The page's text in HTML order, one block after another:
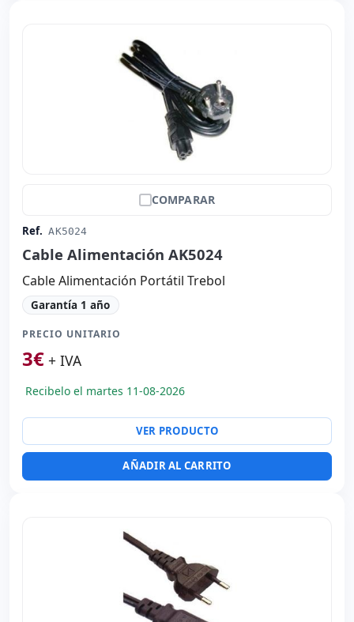
COMPARAR
Ref. AK5024
Cable Alimentación AK5024
Cable Alimentación Portátil Trebol
Garantía 1 año
PRECIO UNITARIO
3€ + IVA
Recibelo el martes 11-08-2026
VER PRODUCTO
AÑADIR AL CARRITO